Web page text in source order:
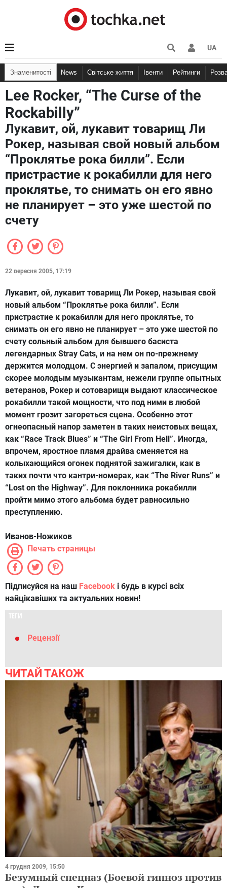
UA
Знаменитості News Світське життя Івенти Рейтинги
Lee Rocker, “The Curse of the
Rockabilly”
Лукавит, ой, лукавит товарищ Ли
Рокер, называя свой новый альбом
“Проклятье рока билли”. Если
пристрастие к рокабилли для него
проклятье, то снимать он его явно
не планирует – это уже шестой по
счету
22 вересня 2005, 17:19
Лукавит, ой, лукавит товарищ Ли Рокер, называя свой
новый альбом “Проклятье рока билли”. Если
пристрастие к рокабилли для него проклятье, то
снимать он его явно не планирует – это уже шестой по
счету сольный альбом для бывшего басиста
легендарных Stray Cats, и на нем он по-прежнему
держится молодцом. С энергией и запалом, присущим
скорее молодым музыкантам, нежели группе опытных
ветеранов, Рокер и сотоварищи выдают классическое
рокабилли такой мощности, что под ними в любой
момент грозит загореться сцена. Особенно этот
огнеопасный напор заметен в таких неистовых вещах,
как “Race Track Blues” и “The Girl From Hell”. Иногда,
впрочем, яростное пламя драйва сменяется на
колыхающийся огонек поднятой зажигалки, как в
таких почти что кантри-номерах, как “The River Runs” и
“Lost on the Highway”. Для поклонника рокабилли
пройти мимо этого альбома будет равносильно
преступлению.
Иванов-Ножиков
Печать страницы
Підписуйся на наш Facebook і будь в курсі всіх
найцікавіших та актуальних новин!
ТЕГИ
Рецензії
ЧИТАЙ ТАКОЖ
4 грудня 2009, 15:50
Безумный спецназ (Боевой гипноз против